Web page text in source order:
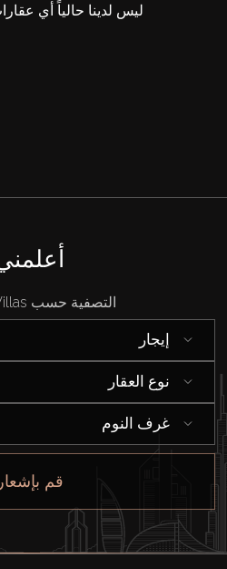
ليس لدينا حالياً أي
التصفية حسب Al Anbar Villas:
إيجار
نوع العقار
غرف النوم
قم